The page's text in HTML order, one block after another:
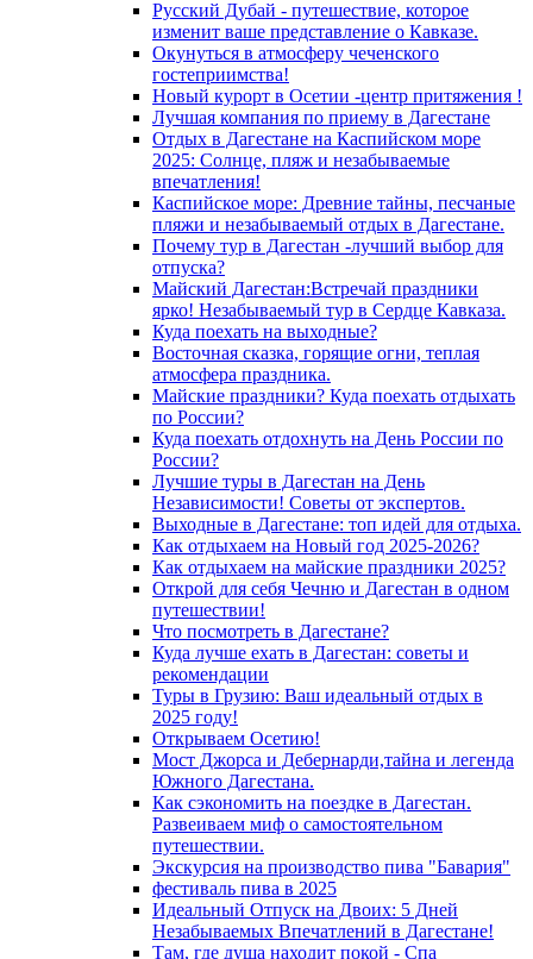
Русский Дубай - путешествие, которое
изменит ваше представление о Кавказе.
Окунуться в атмосферу чеченского
гостеприимства!
Новый курорт в Осетии -центр притяжения !
Лучшая компания по приему в Дагестане
Отдых в Дагестане на Каспийском море
2025: Солнце, пляж и незабываемые
впечатления!
Каспийское море: Древние тайны, песчаные
пляжи и незабываемый отдых в Дагестане.
Почему тур в Дагестан -лучший выбор для
отпуска?
Майский Дагестан:Встречай праздники
ярко! Незабываемый тур в Сердце Кавказа.
Куда поехать на выходные?
Восточная сказка, горящие огни, теплая
атмосфера праздника.
Майские праздники? Куда поехать отдыхать
по России?
Куда поехать отдохнуть на День России по
России?
Лучшие туры в Дагестан на День
Независимости! Советы от экспертов.
Выходные в Дагестане: топ идей для отдыха.
Как отдыхаем на Новый год 2025-2026?
Как отдыхаем на майские праздники 2025?
Открой для себя Чечню и Дагестан в одном
путешествии!
Что посмотреть в Дагестане?
Куда лучше ехать в Дагестан: советы и
рекомендации
Туры в Грузию: Ваш идеальный отдых в
2025 году!
Открываем Осетию!
Мост Джорса и Дебернарди,тайна и легенда
Южного Дагестана.
Как сэкономить на поездке в Дагестан.
Развеиваем миф о самостоятельном
путешествии.
Экскурсия на производство пива "Бавария"
фестиваль пива в 2025
Идеальный Отпуск на Двоих: 5 Дней
Незабываемых Впечатлений в Дагестане!
Там, где душа находит покой - Спа